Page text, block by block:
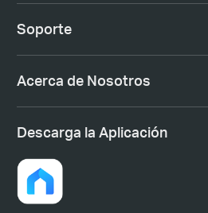
Soporte
Acerca de Nosotros
Descarga la Aplicación